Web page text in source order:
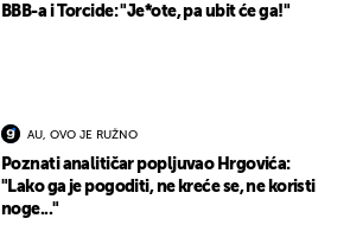
BBB-a i Torcide: "Je*ote, pa ubit će ga!"
AU, OVO JE RUŽNO
Poznati analitičar popljuvao Hrgovića:
"Lako ga je pogoditi, ne kreće se, ne koristi
noge..."